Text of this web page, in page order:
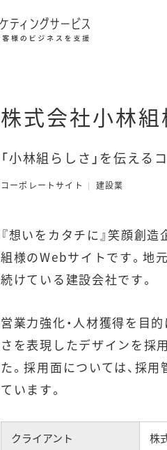
株式会社小林
「小林組らしさ」を伝える
コーポレートサイト 建設業
『想いをカタチに』笑顔創
組様のWebサイトです。地
続けている建設会社です。
営業力強化・人材獲得を目
さを表現したデザインを採
た。採用面については、採
ています。
クライアント 株